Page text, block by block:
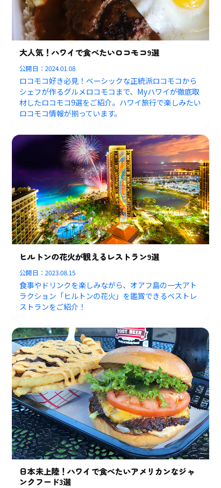
大人気！ハワイで食べたいロコモコ9選
公開日：2024.01.08
ロコモコ好き必見！ベーシックな正統派ロコモコから
シェフが作るグルメロコモコまで、Myハワイが徹底取
材したロコモコ9選をご紹介。ハワイ旅行で楽しみたい
ロコモコ情報が揃っています。
ヒルトンの花火が観えるレストラン9選
公開日：2023.08.15
食事やドリンクを楽しみながら、オアフ島の一大アト
ラクション「ヒルトンの花火」を鑑賞できるベストレ
ストランをご紹介！
日本未上陸！ハワイで食べたいアメリカンなジャ
ンクフード3選